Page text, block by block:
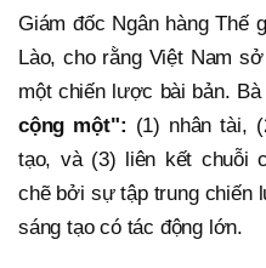
Giám đốc Ngân hàng Thế
Lào, cho rằng Việt Nam
một chiến lược bài bản.
cộng một": (1) nhân tài,
tạo, và (3) liên kết chuỗi
chẽ bởi sự tập trung chiến
sáng tạo có tác động lớn.